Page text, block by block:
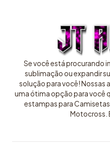
Se você está procurando
sublimação ou expandir
solução para você! Nossas
uma ótima opção para você
estampas para
Motocross.